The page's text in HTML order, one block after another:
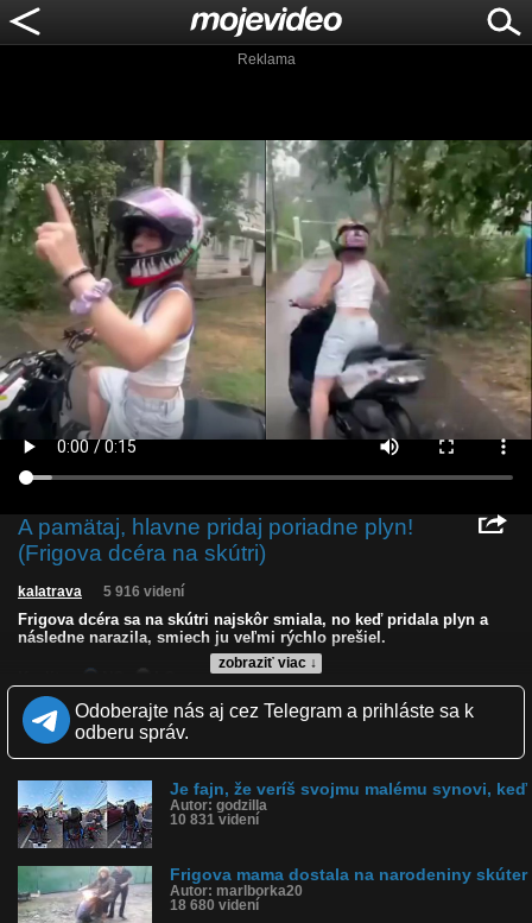
Reklama
A pamätaj, hlavne pridaj poriadne plyn!
(Frigova dcéra na skútri)
zobraziť viac ↓
kalatrava 5 916 videní
Frigova dcéra sa na skútri najskôr smiala, no keď pridala plyn a
následne narazila, smiech ju veľmi rýchlo prešiel.
Zverejnené: 30.6.2026 14:53
Páči sa: 79% (14 hlasov)
Obľúbené: 1
Komentárov: 7
Kategória: ľudia
Tagy: frigo, frigo na motorke, narazila, skúter, zajebala plyn, fail,
motorka, nehoda
História sledovanosti videa:
Odoberajte nás aj cez Telegram a prihláste sa k
odberu správ.
Je fajn, že veríš svojmu malému synovi, keď
Autor: godzilla
10 831 videní
Frigova mama dostala na narodeniny skúter
Autor: marlborka20
18 680 videní